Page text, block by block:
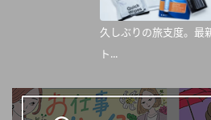
久しぶりの旅支度。最
ト...